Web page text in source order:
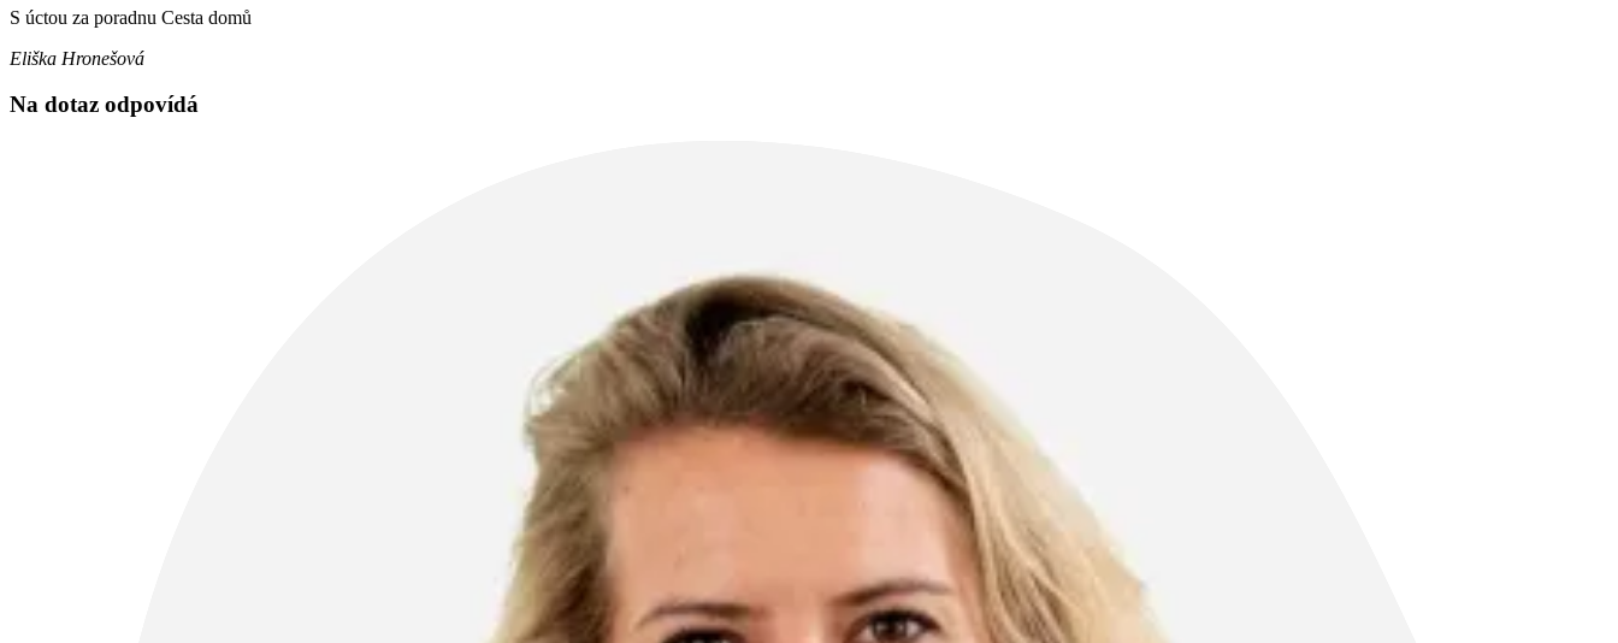
S úctou za poradnu Cesta domů
Eliška Hronešová
Na dotaz odpovídá